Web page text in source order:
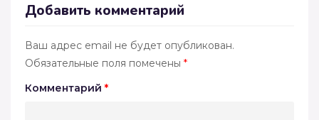
Добавить комментарий
Ваш адрес email не будет опубликован.
Обязательные поля помечены *
Комментарий *